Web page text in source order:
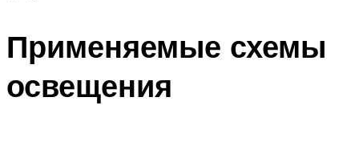
Применяемые схемы
освещения